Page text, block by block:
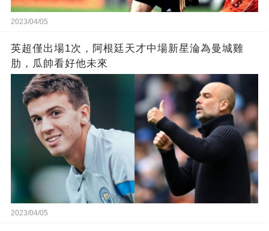
2023/04/05
英超僅出場1次，阿根廷天才中場新星淪為曼城雞
肋，瓜帥看好他未來
2023/04/05